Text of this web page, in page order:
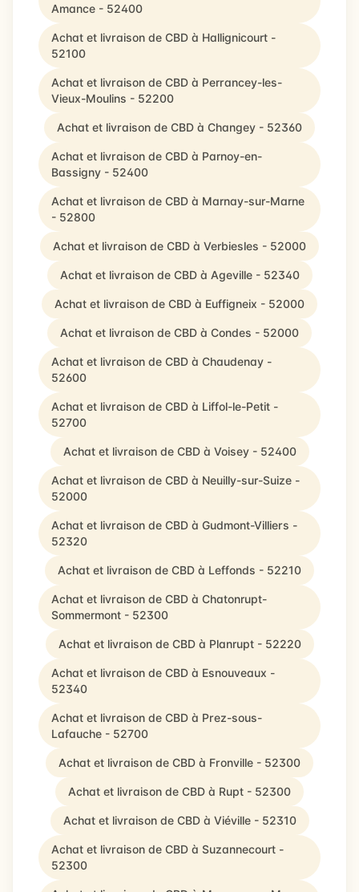
Amance - 52400
Achat et livraison de CBD à Hallignicourt -
52100
Achat et livraison de CBD à Perrancey-les-
Vieux-Moulins - 52200
Achat et livraison de CBD à Changey - 52360
Achat et livraison de CBD à Parnoy-en-
Bassigny - 52400
Achat et livraison de CBD à Marnay-sur-Marne
- 52800
Achat et livraison de CBD à Verbiesles - 52000
Achat et livraison de CBD à Ageville - 52340
Achat et livraison de CBD à Euffigneix - 52000
Achat et livraison de CBD à Condes - 52000
Achat et livraison de CBD à Chaudenay -
52600
Achat et livraison de CBD à Liffol-le-Petit -
52700
Achat et livraison de CBD à Voisey - 52400
Achat et livraison de CBD à Neuilly-sur-Suize -
52000
Achat et livraison de CBD à Gudmont-Villiers -
52320
Achat et livraison de CBD à Leffonds - 52210
Achat et livraison de CBD à Chatonrupt-
Sommermont - 52300
Achat et livraison de CBD à Planrupt - 52220
Achat et livraison de CBD à Esnouveaux -
52340
Achat et livraison de CBD à Prez-sous-
Lafauche - 52700
Achat et livraison de CBD à Fronville - 52300
Achat et livraison de CBD à Rupt - 52300
Achat et livraison de CBD à Viéville - 52310
Achat et livraison de CBD à Suzannecourt -
52300